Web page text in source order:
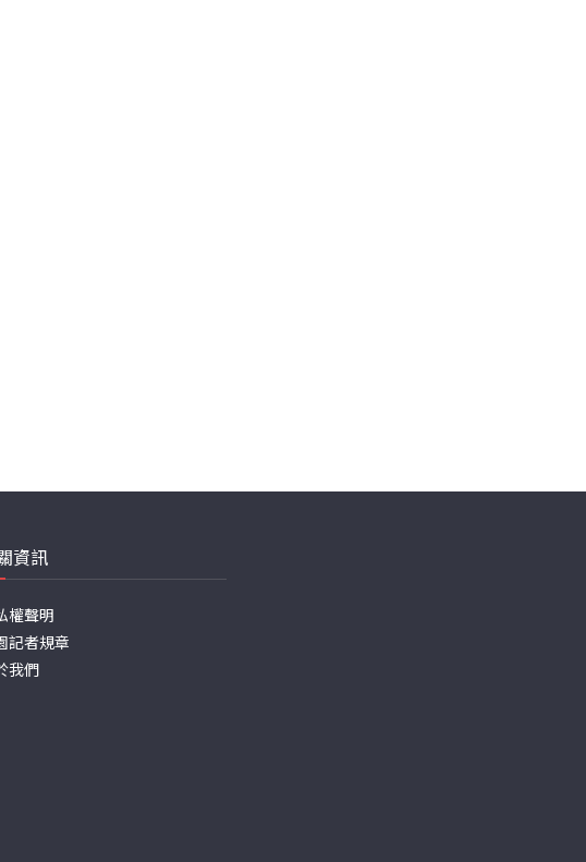
資訊
權聲明
記者規章
我們